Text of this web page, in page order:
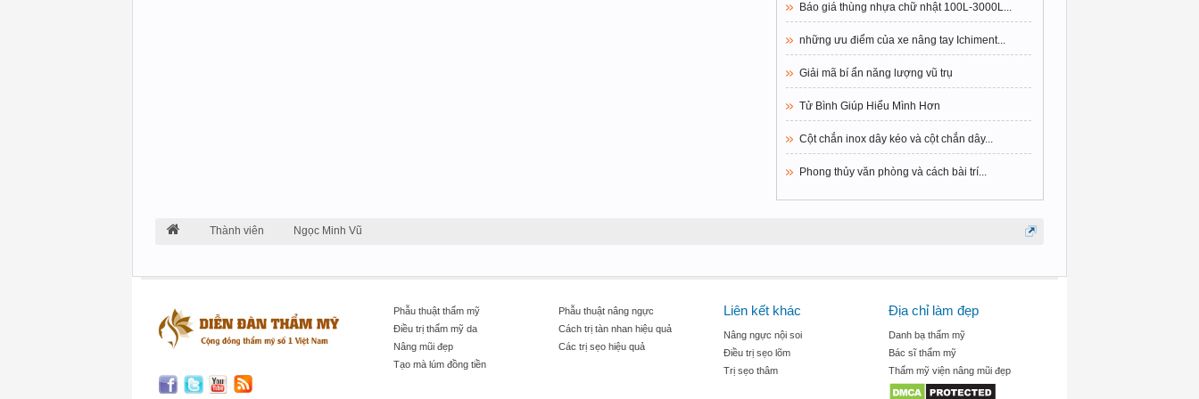
Báo giá thùng nhựa chữ nhật 100L-3000L...
những ưu điểm của xe nâng tay Ichiment...
Giải mã bí ẩn năng lượng vũ trụ
Tử Bình Giúp Hiểu Mình Hơn
Cột chắn inox dây kéo và cột chắn dây...
Phong thủy văn phòng và cách bài trí...
Thành viên Ngọc Minh Vũ
Phẫu thuật thẩm mỹ
Điều trị thẩm mỹ da
Nâng mũi đẹp
Tạo mà lúm đồng tiền
Phẫu thuật nâng ngực
Cách trị tàn nhan hiệu quả
Các trị sẹo hiệu quả
Liên kết khác
Nâng ngực nội soi
Điều trị sẹo lõm
Trị sẹo thâm
Địa chỉ làm đẹp
Danh bạ thẩm mỹ
Bác sĩ thẩm mỹ
Thẩm mỹ viện nâng mũi đẹp